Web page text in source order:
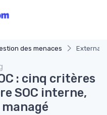
des menaces
: cinq critères
SOC interne,